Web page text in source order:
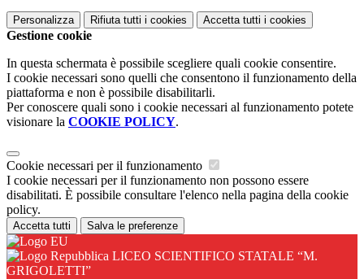
Personalizza Rifiuta tutti i cookies Accetta tutti i cookies
Gestione cookie
In questa schermata è possibile scegliere quali cookie consentire.
I cookie necessari sono quelli che consentono il funzionamento della
piattaforma e non è possibile disabilitarli.
Per conoscere quali sono i cookie necessari al funzionamento potete
visionare la COOKIE POLICY.
Cookie necessari per il funzionamento
I cookie necessari per il funzionamento non possono essere
disabilitati. È possibile consultare l'elenco nella pagina della cookie
policy.
Accetta tutti Salva le preferenze
LICEO SCIENTIFICO STATALE “M.
GRIGOLETTI”